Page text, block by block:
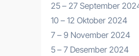
25 – 27 September
10 – 12 Oktober 2024
7 – 9 November 2024
5 – 7 Desember 2024